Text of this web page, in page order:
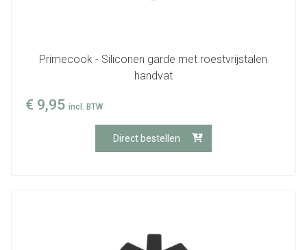
Primecook - Siliconen garde met roestvrijstalen
handvat
€ 9,95 incl. BTW
Direct bestellen